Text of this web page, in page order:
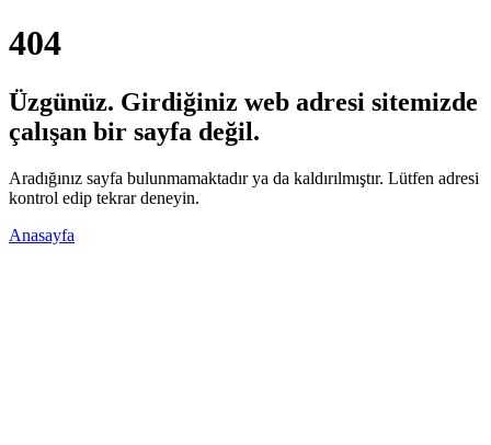
404
Üzgünüz. Girdiğiniz web adresi sitemizde
çalışan bir sayfa değil.
Aradığınız sayfa bulunmamaktadır ya da kaldırılmıştır. Lütfen adresi
kontrol edip tekrar deneyin.
Anasayfa